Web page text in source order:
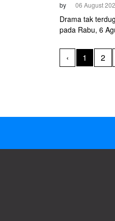
by 06 August
Drama tak
pada Rabu, 6
WorldTour UCI.
Victorious) and
‹ 1 2